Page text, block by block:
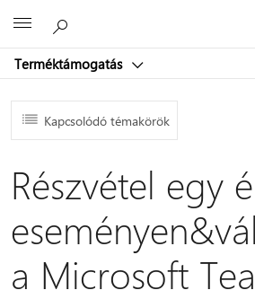
Terméktámogatás
Kapcsolódó témakörök
Részvétel egy
a Microsoft